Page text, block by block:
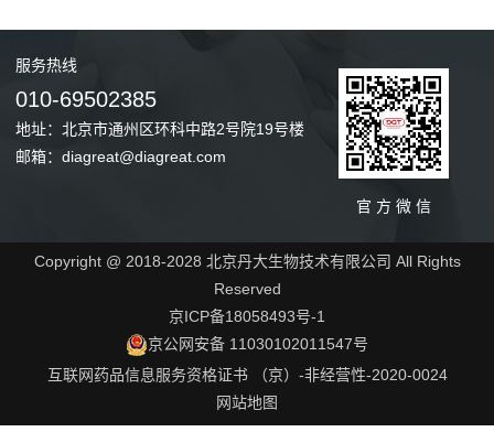
服务热线
010-69502385
地址：北京市通州区环科中路2号院19号楼
邮箱：diagreat@diagreat.com
官 方 微 信
Copyright @ 2018-2028 北京丹大生物技术有限公司 All Rights
Reserved
京ICP备18058493号-1
京公网安备 11030102011547号
互联网药品信息服务资格证书 （京）-非经营性-2020-0024
网站地图